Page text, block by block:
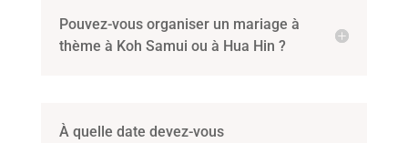
Pouvez-vous organiser un mariage à
thème à Koh Samui ou à Hua Hin ?
À quelle date devez-vous